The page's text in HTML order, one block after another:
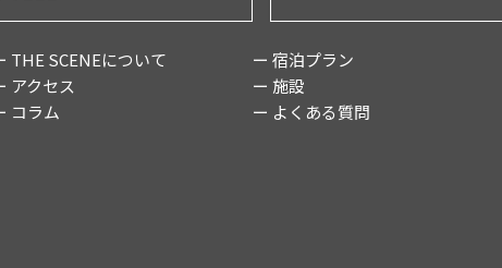
THE SCENEについて ー 宿泊プラン
アクセス ー 施設
コラム ー よくある質問